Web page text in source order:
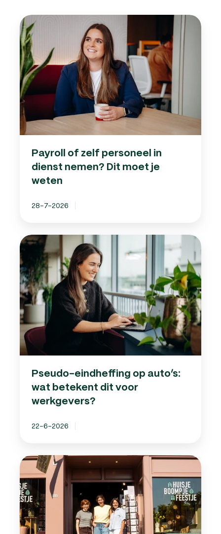
Payroll
of
zelf
personeel
in
dienst
nemen?
Dit
moet
je
weten
Payroll of zelf personeel in
dienst nemen? Dit moet je
weten
28-7-2026
Pseudo-
eindheffing
op
auto’s:
wat
betekent
dit
voor
werkgevers?
Pseudo-eindheffing op auto’s:
wat betekent dit voor
werkgevers?
22-6-2026
Van
ondernemen
zonder
zorgen
tot
vaste